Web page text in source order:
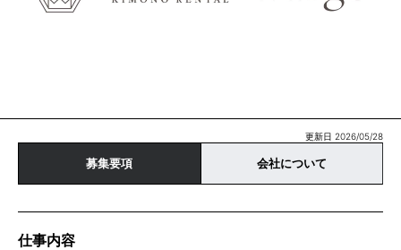
更新日 2026/05/28
募集要項 会社について
仕事内容